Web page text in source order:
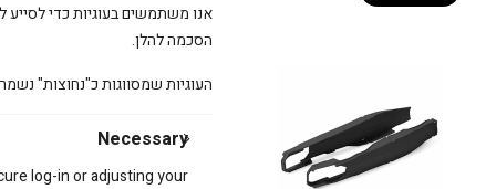
אנו משתמשים בעוגיות כדי לסייע
הסכמה להלן.
העוגיות שמסווגות כ"נחוצות"
Necessary
log-in or adjusting your